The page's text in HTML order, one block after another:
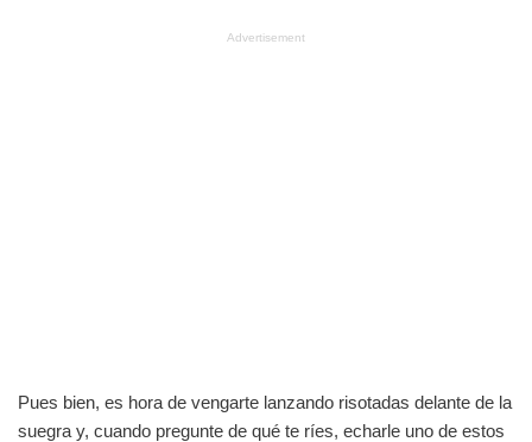
Advertisement
Pues bien, es hora de vengarte lanzando risotadas delante de la
suegra y, cuando pregunte de qué te ríes, echarle uno de estos